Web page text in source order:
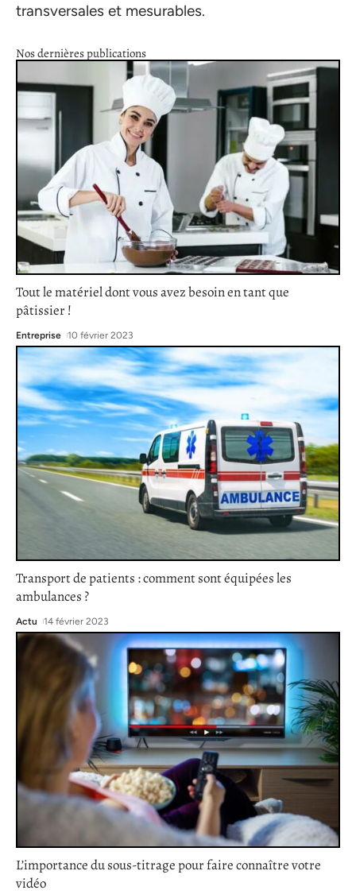
transversales et mesurables.
Nos dernières publications
Tout le matériel dont vous avez besoin en tant que
pâtissier !
Entreprise 10 février 2023
Transport de patients : comment sont équipées les
ambulances ?
Actu 14 février 2023
L’importance du sous-titrage pour faire connaître votre
vidéo